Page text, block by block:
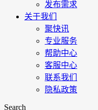
发布需求
关于我们
聚快讯
专业服务
帮助中心
客服中心
联系我们
隐私政策
Search